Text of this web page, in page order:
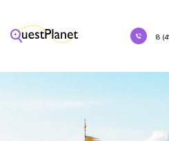
8